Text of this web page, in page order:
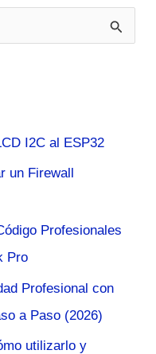
I2C al ESP32
un Firewall
Profesionales
Pro
Profesional con
a Paso (2026)
utilizarlo y